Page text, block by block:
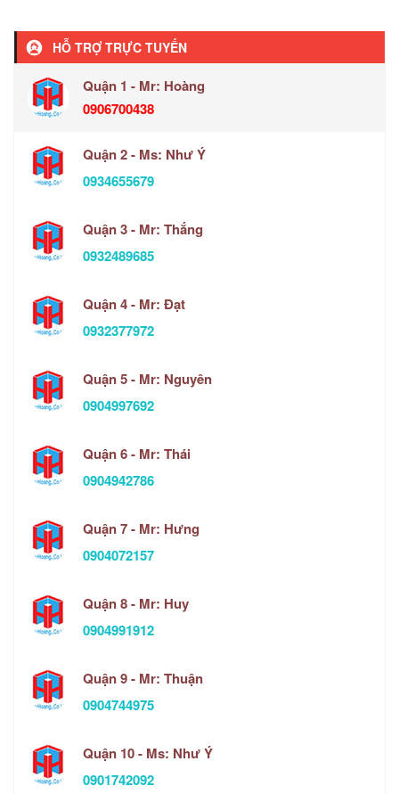
HỖ TRỢ TRỰC TUYẾN
Quận 1 - Mr: Hoàng
0906700438
Quận 2 - Ms: Như Ý
0934655679
Quận 3 - Mr: Thắng
0932489685
Quận 4 - Mr: Đạt
0932377972
Quận 5 - Mr: Nguyên
0904997692
Quận 6 - Mr: Thái
0904942786
Quận 7 - Mr: Hưng
0904072157
Quận 8 - Mr: Huy
0904991912
Quận 9 - Mr: Thuận
0904744975
Quận 10 - Ms: Như Ý
0901742092